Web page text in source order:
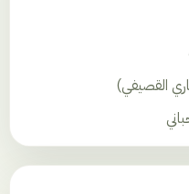
القصيفي)